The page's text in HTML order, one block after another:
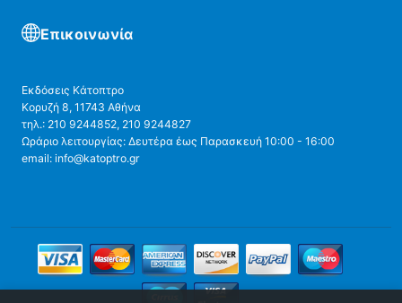
Επικοινωνία
Εκδόσεις Κάτοπτρο
Κορυζή 8, 11743 Αθήνα
τηλ.: 210 9244852, 210 9244827
Ωράριο λειτουργίας: Δευτέρα έως Παρασκευή 10:00 - 16:00
email: info@katoptro.gr